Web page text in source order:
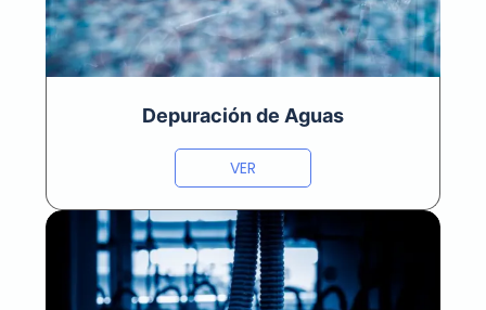
Depuración de Aguas
VER